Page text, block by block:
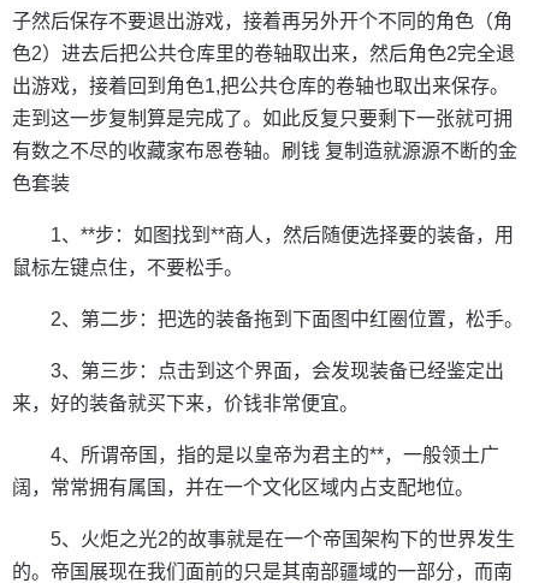
子然后保存不要退出游戏，接着再另外开个不同的角色（角
色2）进去后把公共仓库里的卷轴取出来，然后角色2完全退
出游戏，接着回到角色1,把公共仓库的卷轴也取出来保存。
走到这一步复制算是完成了。如此反复只要剩下一张就可拥
有数之不尽的收藏家布恩卷轴。刷钱 复制造就源源不断的金
色套装
1、**步：如图找到**商人，然后随便选择要的装备，用
鼠标左键点住，不要松手。
2、第二步：把选的装备拖到下面图中红圈位置，松手。
3、第三步：点击到这个界面，会发现装备已经鉴定出
来，好的装备就买下来，价钱非常便宜。
4、所谓帝国，指的是以皇帝为君主的**，一般领土广
阔，常常拥有属国，并在一个文化区域内占支配地位。
5、火炬之光2的故事就是在一个帝国架构下的世界发生
的。帝国展现在我们面前的只是其南部疆域的一部分，而南